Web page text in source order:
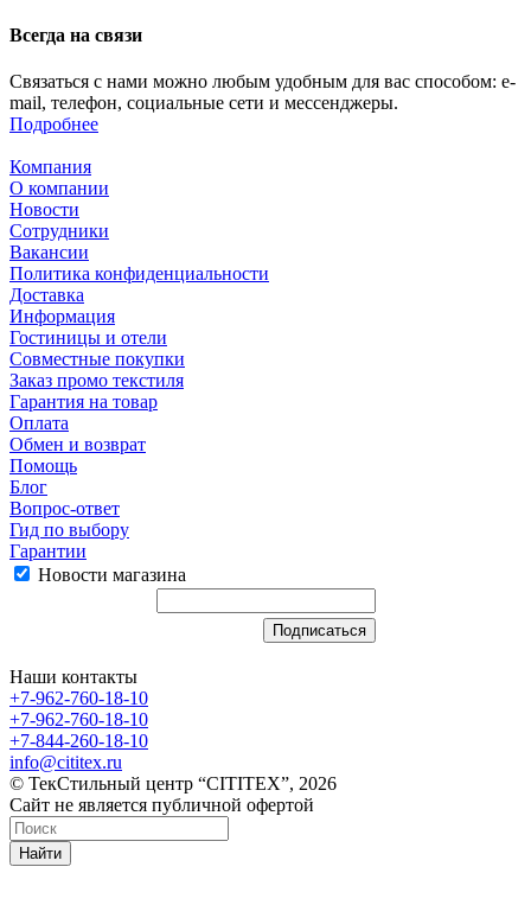
Всегда на связи
Связаться с нами можно любым удобным для вас способом: e-
mail, телефон, социальные сети и мессенджеры.
Подробнее
Компания
О компании
Новости
Сотрудники
Вакансии
Политика конфиденциальности
Доставка
Информация
Гостиницы и отели
Совместные покупки
Заказ промо текстиля
Гарантия на товар
Оплата
Обмен и возврат
Помощь
Блог
Вопрос-ответ
Гид по выбору
Гарантии
Новости магазина
Наши контакты
+7-962-760-18-10
+7-962-760-18-10
+7-844-260-18-10
info@cititex.ru
© ТекСтильный центр “CITITEX”, 2026
Сайт не является публичной офертой
Найти